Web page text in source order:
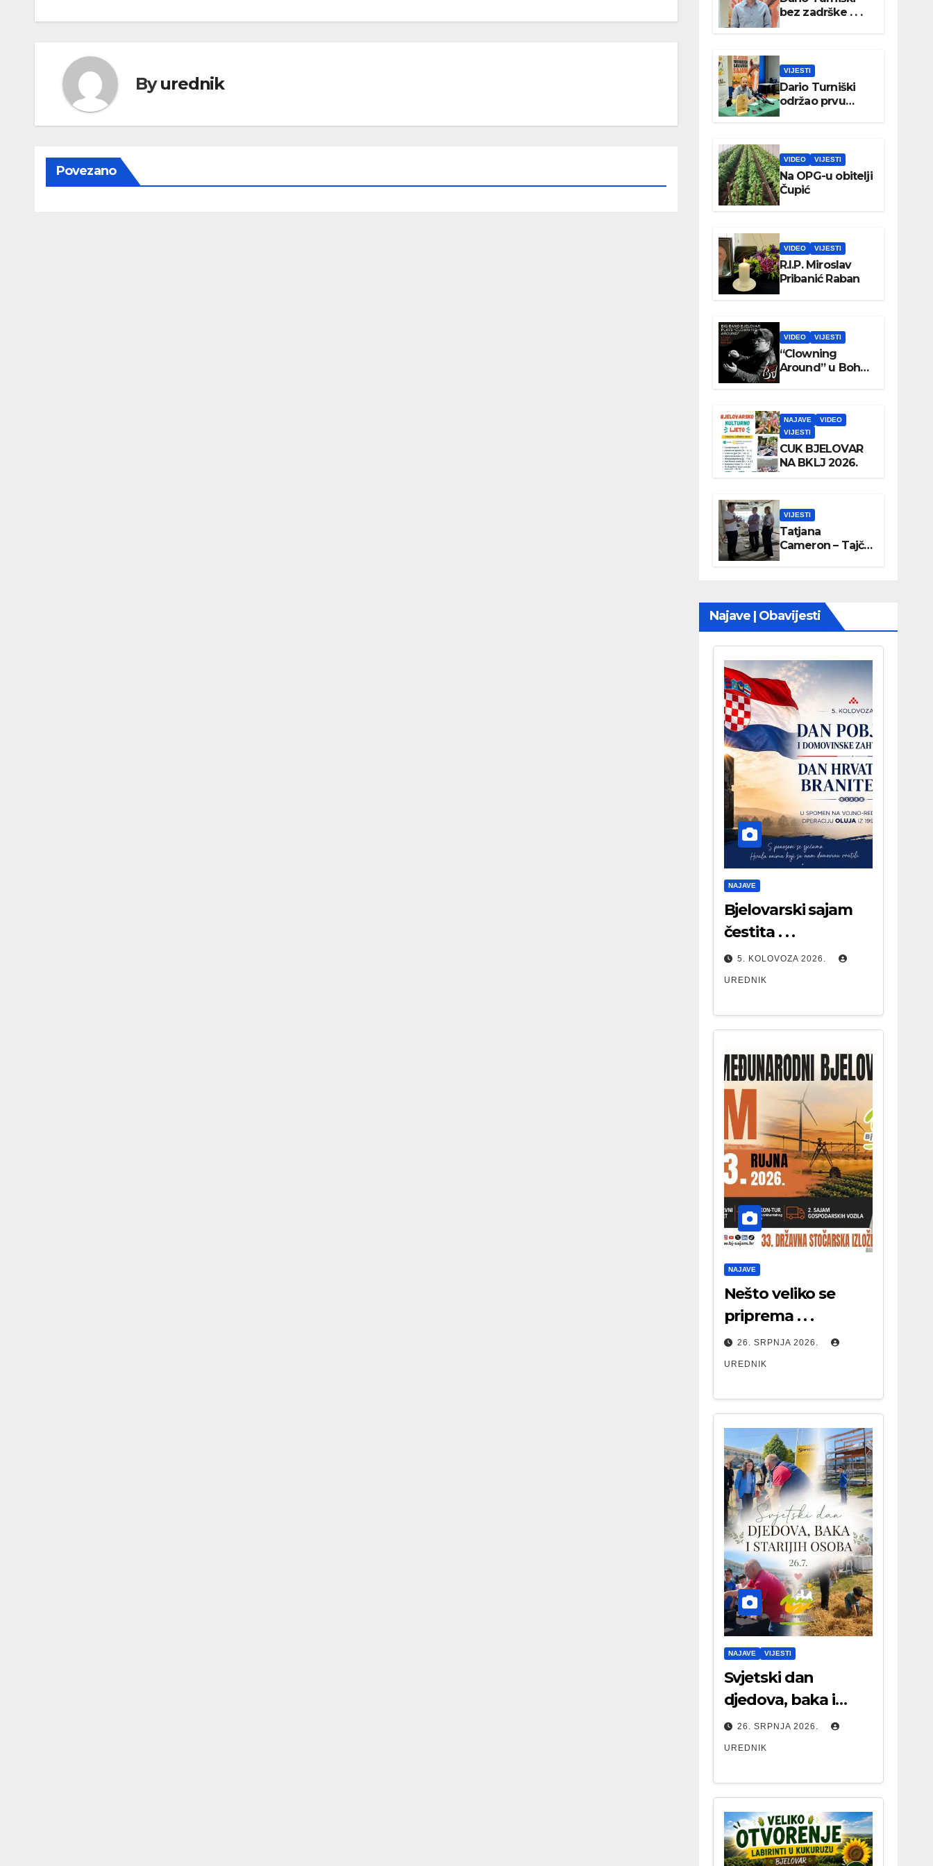
Byurednik
Povezano
bez zadrške . . .
VIJESTI
Dario Turniški
održao prvu
konferenciju za
VIDEO VIJESTI
Na OPG-u obitelji
Čupić
VIDEO VIJESTI
R.I.P. Miroslav
Pribanić Raban
VIDEO VIJESTI
“Clowning
Around” u Boho
parku
NAJAVE
VIDEO
VIJESTI
CUK BJELOVAR
NA BKLJ 2026.
VIJESTI
Tatjana
Cameron – Tajči
posjetila
Najave | Obavijesti
NAJAVE
Bjelovarski sajam
čestita . . .
5. KOLOVOZA 2026.
UREDNIK
NAJAVE
Nešto veliko se
priprema . . .
26. SRPNJA 2026.
UREDNIK
NAJAVE VIJESTI
Svjetski dan
djedova, baka i
starijih osoba
26. SRPNJA 2026.
UREDNIK